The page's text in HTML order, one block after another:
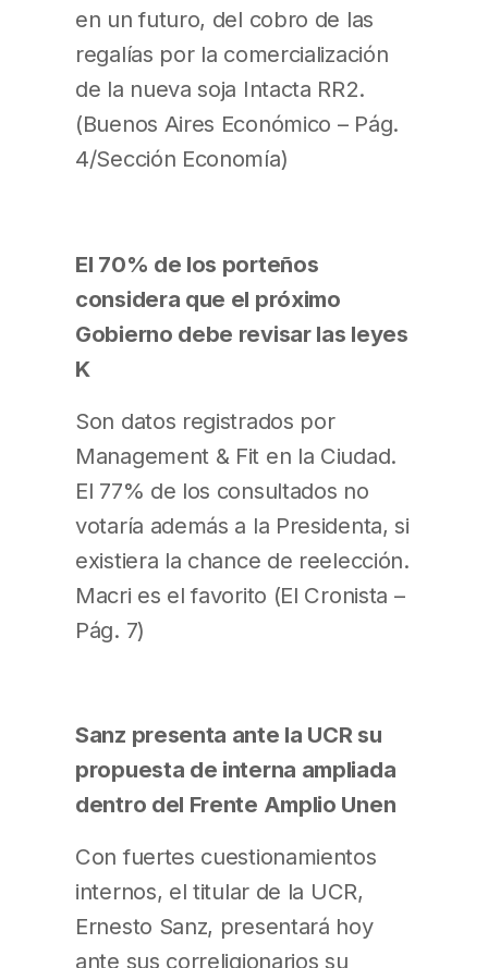
en un futuro, del cobro de las
regalías por la comercialización
de la nueva soja Intacta RR2.
(Buenos Aires Económico – Pág.
4/Sección Economía)
El 70% de los porteños
considera que el próximo
Gobierno debe revisar las leyes
K
Son datos registrados por
Management & Fit en la Ciudad.
El 77% de los consultados no
votaría además a la Presidenta, si
existiera la chance de reelección.
Macri es el favorito (El Cronista –
Pág. 7)
Sanz presenta ante la UCR su
propuesta de interna ampliada
dentro del Frente Amplio Unen
Con fuertes cuestionamientos
internos, el titular de la UCR,
Ernesto Sanz, presentará hoy
ante sus correligionarios su